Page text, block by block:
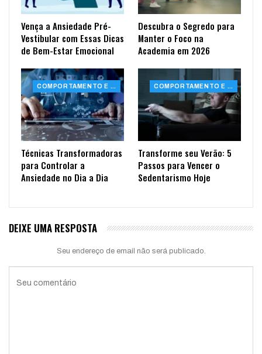
Vença a Ansiedade Pré-
Vestibular com Essas Dicas
de Bem-Estar Emocional
Descubra o Segredo para
Manter o Foco na
Academia em 2026
COMPORTAMENTO E SAÚDE
Técnicas Transformadoras
para Controlar a
Ansiedade no Dia a Dia
COMPORTAMENTO E SAÚDE
Transforme seu Verão: 5
Passos para Vencer o
Sedentarismo Hoje
DEIXE UMA RESPOSTA
Seu endereço de email não será publicado.